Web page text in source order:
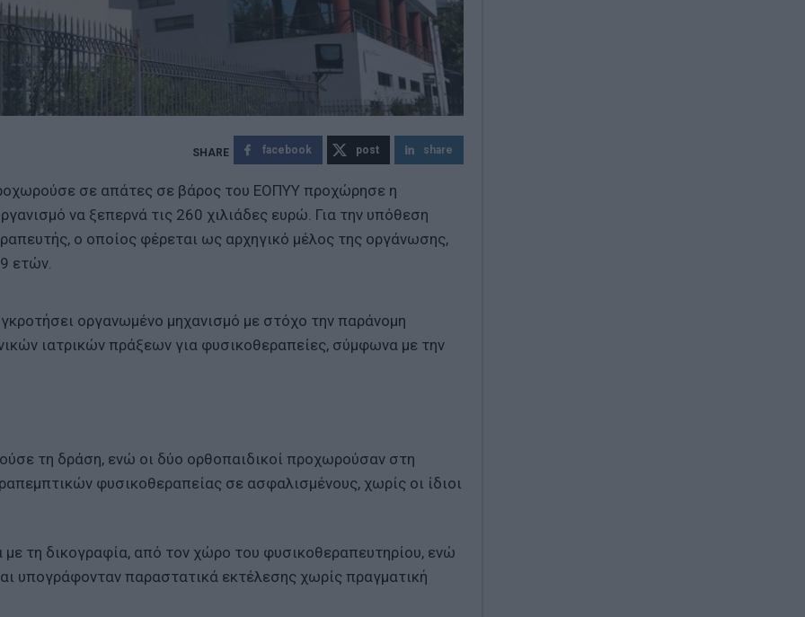
facebook post share
σε απάτες σε βάρος του ΕΟΠΥΥ προχώρησε η
να ξεπερνά τις 260 χιλιάδες ευρώ. Για την υπόθεση
ο οποίος φέρεται ως αρχηγικό μέλος της οργάνωσης,
ετών.
οργανωμένο μηχανισμό με στόχο την παράνομη
ιατρικών πράξεων για φυσικοθεραπείες, σύμφωνα με την
τη δράση, ενώ οι δύο ορθοπαιδικοί προχωρούσαν στη
φυσικοθεραπείας σε ασφαλισμένους, χωρίς οι ίδιοι
τη δικογραφία, από τον χώρο του φυσικοθεραπευτηρίου, ενώ
υπογράφονταν παραστατικά εκτέλεσης χωρίς πραγματική